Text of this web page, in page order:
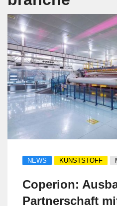
NEWS KUNSTSTOFF
Coperion:
Partnerschaft